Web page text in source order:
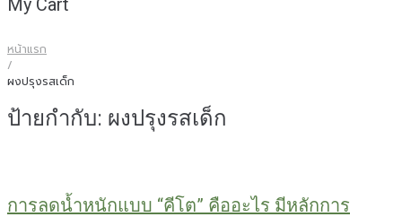
หน้าแรก
/
ผงปรุงรสเด็ก
ป้ายกำกับ: ผงปรุงรสเด็ก
การลดน้ำหนักแบบ “คีโต” คืออะไร มีหลักการ